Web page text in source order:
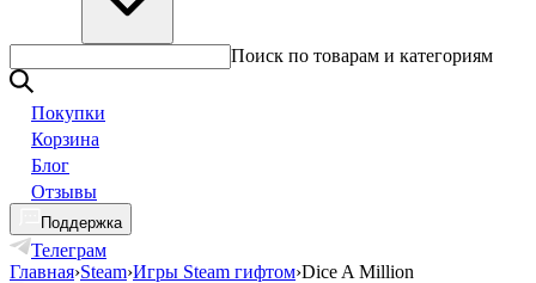
Поиск по товарам и категориям
Покупки
Корзина
Блог
Отзывы
Поддержка
Телеграм
Главная›Steam›Игры Steam гифтом›Dice A Million